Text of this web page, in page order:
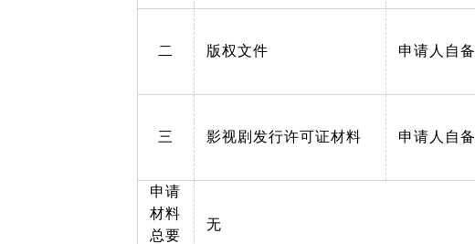
二 版权文件 申请人自备
三 影视剧发行许可证材料 申请人自备
申请
材料
总要
无